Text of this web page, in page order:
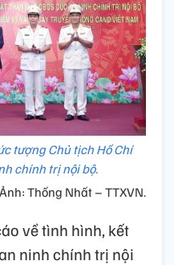
tượng Chủ tịch Hồ Chí
chính trị nội bộ.
Ảnh: Thống Nhất – TTXVN.
về tình hình, kết
ninh chính trị nội